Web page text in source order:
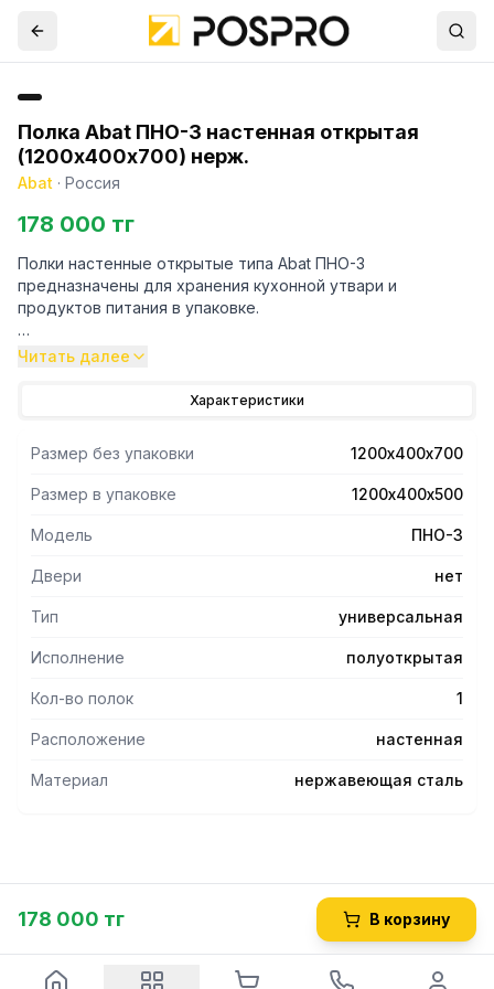
Полка Abat ПНО-3 настенная открытая
(1200х400х700) нерж.
Abat · Россия
178 000 тг
Полки настенные открытые типа Abat ПНО-3
предназначены для хранения кухонной утвари и
продуктов питания в упаковке.
- Допустимая нагрузка на полкуПНО-3: 60 кг.
- Устанавливается на стену.
Читать далее
Характеристики
Размер без упаковки 1200х400х700
Размер в упаковке 1200х400х500
Модель ПНО-3
Двери нет
Тип универсальная
Исполнение полуоткрытая
Кол-во полок 1
Расположение настенная
Материал нержавеющая сталь
178 000 тг В корзину